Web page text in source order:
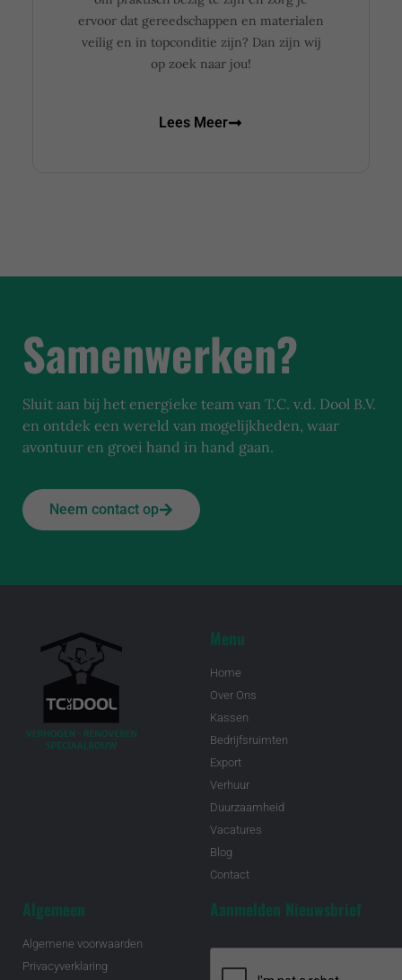
ervoor dat gereedschappen en materialen
veilig en in topconditie zijn? Dan zijn wij
op zoek naar jou!
Lees Meer
Samenwerken?
Sluit aan bij het energieke team van T.C. v.d. Dool B.V.
en ontdek een wereld van mogelijkheden, waar
avontuur en groei hand in hand gaan.
Neem contact op
Menu
Home
Over Ons
Kassen
Bedrijfsruimten
Export
Verhuur
Duurzaamheid
Vacatures
Blog
Contact
Algemeen
Algemene voorwaarden
Privacyverklaring
Aanmelden Nieuwsbrief